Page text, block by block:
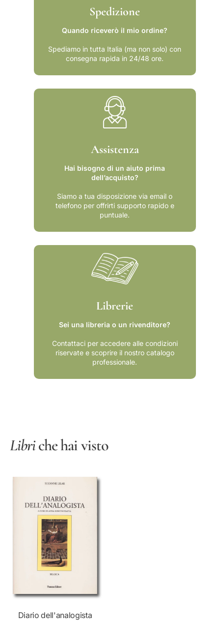
Spedizione
Quando riceverò il mio ordine?
Spediamo in tutta Italia (ma non solo) con
consegna rapida in 24/48 ore.
Assistenza
Hai bisogno di un aiuto prima
dell’acquisto?
Siamo a tua disposizione via email o
telefono per offrirti supporto rapido e
puntuale.
Librerie
Sei una libreria o un rivenditore?
Contattaci per accedere alle condizioni
riservate e scoprire il nostro catalogo
professionale.
Libriche hai visto
Diario dell'analogista